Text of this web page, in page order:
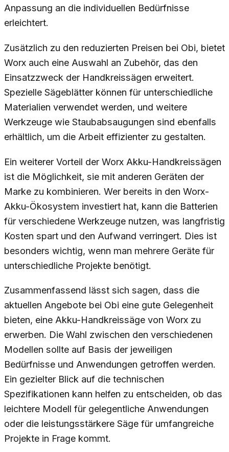
Anpassung an die individuellen Bedürfnisse
erleichtert.
Zusätzlich zu den reduzierten Preisen bei Obi, bietet
Worx auch eine Auswahl an Zubehör, das den
Einsatzzweck der Handkreissägen erweitert.
Spezielle Sägeblätter können für unterschiedliche
Materialien verwendet werden, und weitere
Werkzeuge wie Staubabsaugungen sind ebenfalls
erhältlich, um die Arbeit effizienter zu gestalten.
Ein weiterer Vorteil der Worx Akku-Handkreissägen
ist die Möglichkeit, sie mit anderen Geräten der
Marke zu kombinieren. Wer bereits in den Worx-
Akku-Ökosystem investiert hat, kann die Batterien
für verschiedene Werkzeuge nutzen, was langfristig
Kosten spart und den Aufwand verringert. Dies ist
besonders wichtig, wenn man mehrere Geräte für
unterschiedliche Projekte benötigt.
Zusammenfassend lässt sich sagen, dass die
aktuellen Angebote bei Obi eine gute Gelegenheit
bieten, eine Akku-Handkreissäge von Worx zu
erwerben. Die Wahl zwischen den verschiedenen
Modellen sollte auf Basis der jeweiligen
Bedürfnisse und Anwendungen getroffen werden.
Ein gezielter Blick auf die technischen
Spezifikationen kann helfen zu entscheiden, ob das
leichtere Modell für gelegentliche Anwendungen
oder die leistungsstärkere Säge für umfangreiche
Projekte in Frage kommt.